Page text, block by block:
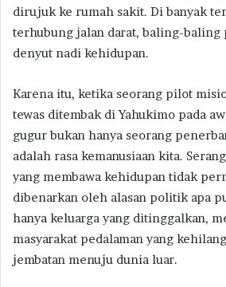
dirujuk ke rumah sakit. Di banyak
terhubung jalan darat, baling-baling
denyut nadi kehidupan.
Karena itu, ketika seorang pilot
tewas ditembak di Yahukimo pada
gugur bukan hanya seorang
adalah rasa kemanusiaan kita.
yang membawa kehidupan tidak
dibenarkan oleh alasan politik apa
hanya keluarga yang ditinggalkan,
masyarakat pedalaman yang
jembatan menuju dunia luar.